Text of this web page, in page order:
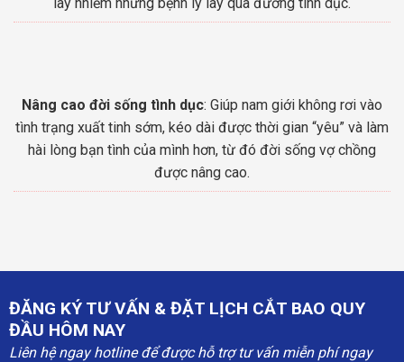
Nâng cao đời sống tình dục: Giúp nam giới không rơi vào
tình trạng xuất tinh sớm, kéo dài được thời gian “yêu” và làm
hài lòng bạn tình của mình hơn, từ đó đời sống vợ chồng
được nâng cao.
ĐĂNG KÝ TƯ VẤN & ĐẶT LỊCH CẮT BAO QUY
ĐẦU HÔM NAY
Liên hệ ngay hotline để được hỗ trợ tư vấn miễn phí ngay